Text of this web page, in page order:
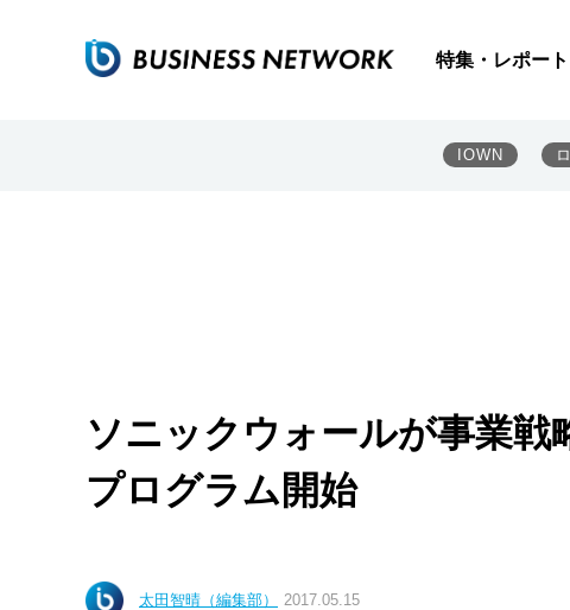
特集・レポート
IOWN
ソニックウォールが事業戦
プログラム開始
太田智晴（編集部） 2017.05.15